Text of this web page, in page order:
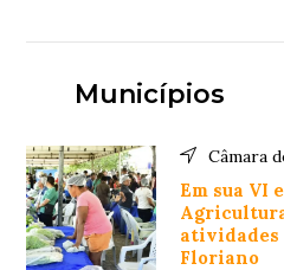
Municípios
Câmara
Em sua VI
atividades
Floriano